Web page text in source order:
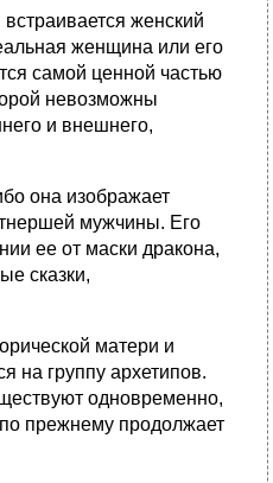
женский
женщина или его
самой ценной частью
невозможны
и внешнего,
она изображает
мужчины. Его
ее от маски дракона,
сказки,
матери и
на группу архетипов.
одновременно,
прежнему продолжает